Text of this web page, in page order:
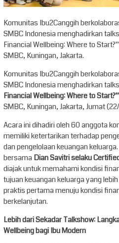
Komunitas Ibu2Canggih
SMBC Indonesia menghadirkan
Financial Wellbeing: Where to
SMBC, Kuningan, Jakarta.
Komunitas Ibu2Canggih
SMBC Indonesia menghadirkan
Financial Wellbeing: Where to Start?”
SMBC, Kuningan, Jakarta, Jumat
Acara ini dihadiri oleh 60 anggota
memiliki ketertarikan terhadap
dan pengelolaan keuangan
bersamaDian Savitri selaku
diajak untuk memahami kondisi
tujuan keuangan keluarga yang
praktis pertama menuju kondisi
berkelanjutan.
Lebih dari Sekadar Talkshow:
Wellbeing bagi Ibu Modern